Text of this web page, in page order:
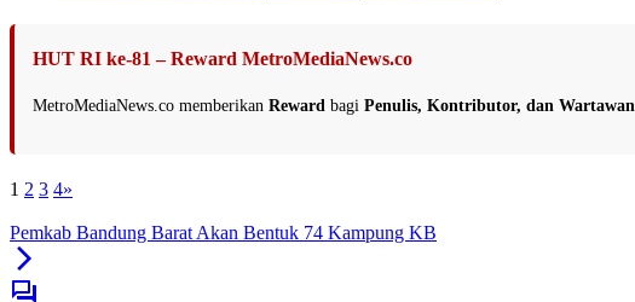
HUT RI ke-81 – Reward MetroMediaNews.co
MetroMediaNews.co memberikan Reward bagi Penulis, Kontributor, dan Wartawan
1 2 3 4»
Pemkab Bandung Barat Akan Bentuk 74 Kampung KB